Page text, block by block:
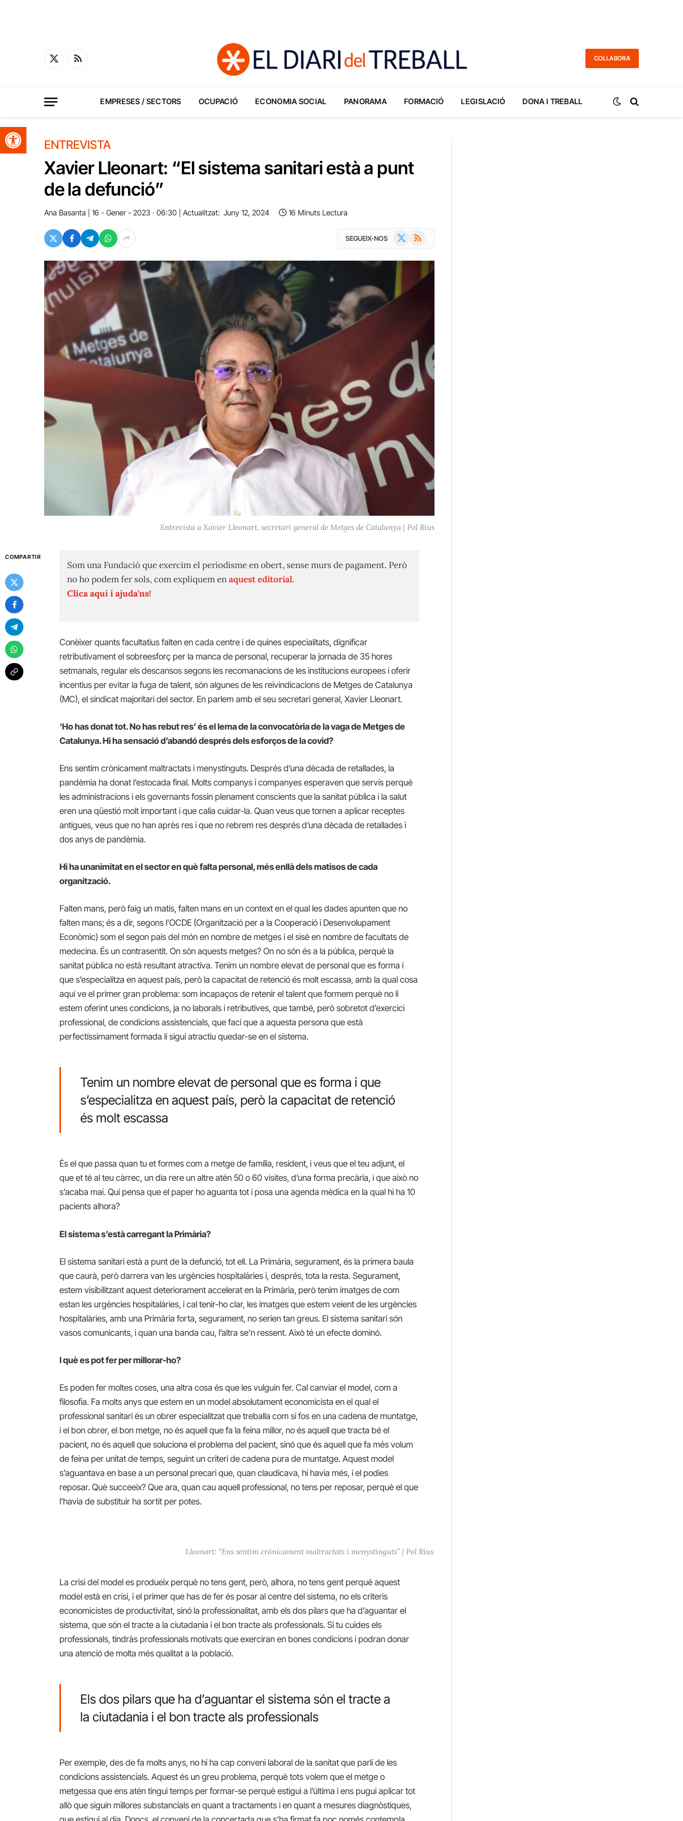
Obre la barra d'eines
X
RSS
COL·LABORA
EMPRESES / SECTORS OCUPACIÓ ECONOMIA SOCIAL PANORAMA FORMACIÓ LEGISLACIÓ DONA I TREBALL
ENTREVISTA
Xavier Lleonart: “El sistema sanitari està a punt
de la defunció”
Ana Basanta 16 - Gener - 2023 · 06:30 Actualitzat: Juny 12, 2024 16 Minuts Lectura
SEGUEIX-NOS RSS
Entrevista a Xavier Lleonart, secretari general de Metges de Catalunya | Pol Rius
COMPARTIR
Som una Fundació que exercim el periodisme en obert, sense murs de pagament. Però
no ho podem fer sols, com expliquem enaquest editorial.
Clica aquí i ajuda'ns!
Conèixer quants facultatius falten en cada centre i de quines especialitats, dignificar
retributivament el sobreesforç per la manca de personal, recuperar la jornada de 35 hores
setmanals, regular els descansos segons les recomanacions de les institucions europees i oferir
incentius per evitar la fuga de talent, són algunes de les reivindicacions de Metges de Catalunya
(MC), el sindicat majoritari del sector. En parlem amb el seu secretari general, Xavier Lleonart.
‘Ho has donat tot. No has rebut res’ és el lema de la convocatòria de la vaga de Metges de
Catalunya. Hi ha sensació d’abandó després dels esforços de la covid?
Ens sentim crònicament maltractats i menystinguts. Després d’una dècada de retallades, la
pandèmia ha donat l’estocada final. Molts companys i companyes esperaven que servís perquè
les administracions i els governants fossin plenament conscients que la sanitat pública i la salut
eren una qüestió molt important i que calia cuidar-la. Quan veus que tornen a aplicar receptes
antigues, veus que no han après res i que no rebrem res després d’una dècada de retallades i
dos anys de pandèmia.
Hi ha unanimitat en el sector en què falta personal, més enllà dels matisos de cada
organització.
Falten mans, però faig un matís, falten mans en un context en el qual les dades apunten que no
falten mans; és a dir, segons l’OCDE (Organització per a la Cooperació i Desenvolupament
Econòmic) som el segon país del món en nombre de metges i el sisè en nombre de facultats de
medecina. És un contrasentit. On són aquests metges? On no són és a la pública, perquè la
sanitat pública no està resultant atractiva. Tenim un nombre elevat de personal que es forma i
que s’especialitza en aquest país, però la capacitat de retenció és molt escassa, amb la qual cosa
aquí ve el primer gran problema: som incapaços de retenir el talent que formem perquè no li
estem oferint unes condicions, ja no laborals i retributives, que també, però sobretot d’exercici
professional, de condicions assistencials, que faci que a aquesta persona que està
perfectíssimament formada li sigui atractiu quedar-se en el sistema.
Tenim un nombre elevat de personal que es forma i que
s’especialitza en aquest país, però la capacitat de retenció
és molt escassa
És el que passa quan tu et formes com a metge de família, resident, i veus que el teu adjunt, el
que et té al teu càrrec, un dia rere un altre atén 50 o 60 visites, d’una forma precària, i que això no
s’acaba mai. Qui pensa que el paper ho aguanta tot i posa una agenda mèdica en la qual hi ha 10
pacients alhora?
El sistema s’està carregant la Primària?
El sistema sanitari està a punt de la defunció, tot ell. La Primària, segurament, és la primera baula
que caurà, però darrera van les urgències hospitalàries i, després, tota la resta. Segurament,
estem visibilitzant aquest deteriorament accelerat en la Primària, però tenim imatges de com
estan les urgències hospitalàries, i cal tenir-ho clar, les imatges que estem veient de les urgències
hospitalàries, amb una Primària forta, segurament, no serien tan greus. El sistema sanitari són
vasos comunicants, i quan una banda cau, l’altra se’n ressent. Això té un efecte dominó.
I què es pot fer per millorar-ho?
Es poden fer moltes coses, una altra cosa és que les vulguin fer. Cal canviar el model, com a
filosofia. Fa molts anys que estem en un model absolutament economicista en el qual el
professional sanitari és un obrer especialitzat que treballa com si fos en una cadena de muntatge,
i el bon obrer, el bon metge, no és aquell que fa la feina millor, no és aquell que tracta bé el
pacient, no és aquell que soluciona el problema del pacient, sinó que és aquell que fa més volum
de feina per unitat de temps, seguint un criteri de cadena pura de muntatge. Aquest model
s’aguantava en base a un personal precari que, quan claudicava, hi havia més, i el podies
reposar. Què succeeix? Que ara, quan cau aquell professional, no tens per reposar, perquè el que
l’havia de substituir ha sortit per potes.
Lleonart: “Ens sentim crònicament maltractats i menystinguts” | Pol Rius
La crisi del model es produeix perquè no tens gent, però, alhora, no tens gent perquè aquest
model està en crisi, i el primer que has de fer és posar al centre del sistema, no els criteris
economicistes de productivitat, sinó la professionalitat, amb els dos pilars que ha d’aguantar el
sistema, que són el tracte a la ciutadania i el bon tracte als professionals. Si tu cuides els
professionals, tindràs professionals motivats que exerciran en bones condicions i podran donar
una atenció de molta més qualitat a la població.
Els dos pilars que ha d’aguantar el sistema són el tracte a
la ciutadania i el bon tracte als professionals
Per exemple, des de fa molts anys, no hi ha cap conveni laboral de la sanitat que parli de les
condicions assistencials. Aquest és un greu problema, perquè tots volem que el metge o
metgessa que ens atén tingui temps per formar-se perquè estigui a l’última i ens pugui aplicar tot
allò que siguin millores substancials en quant a tractaments i en quant a mesures diagnòstiques,